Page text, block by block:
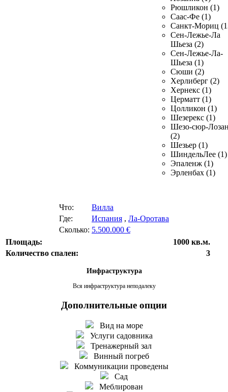
Рюшликон (1)
Саас-Фе (1)
Санкт-Мориц
Сен-Лежье-Ла
Шьеза (2)
Сен-Лежье-Ла-
Шьеза (1)
Сюши (2)
Херлиберг (2)
Хернекс (1)
Церматт (1)
Цолликон (1)
Шезерекс (1)
Шезо-сюр-
(2)
Шезьер (1)
ШиндельЛее (1)
Эпаленж (1)
Эрленбах (1)
Что:
Вилла
Где:
Испания , Ла-Оротава
Сколько: 5.500.000 €
Площадь:
1000 кв.м.
Количество спален:
3
Инфраструктура
Вся инфраструктура неподалеку
Дополнительные опции
Вид на море
Услуги садовника
Тренажерный зал
Винный погреб
Коммуникации проведены
Сад
Меблирован